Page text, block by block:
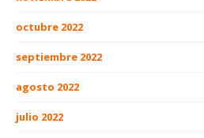
octubre 2022
septiembre 2022
agosto 2022
julio 2022